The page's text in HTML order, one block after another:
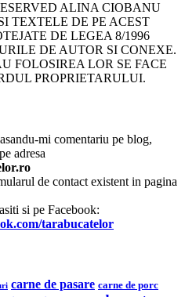
ALINA CIOBANU
TEXTELE DE PE ACEST
DE LEGEA 8/1996
DE AUTOR SI CONEXE.
FOLOSIREA LOR SE FACE
PROPRIETARULUI.
mi comentariu pe blog,
adresa
de contact existent in pagina
si pe Facebook:
tarabucatelor
carne de pasare carne de porc